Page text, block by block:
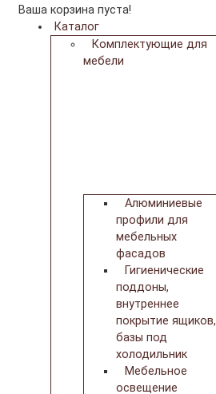
Ваша корзина пуста!
Каталог
Комплектующие для
мебели
Алюминиевые
профили для
мебельных
фасадов
Гигиенические
поддоны,
внутреннее
покрытие ящиков,
базы под
холодильник
Мебельное
освещение